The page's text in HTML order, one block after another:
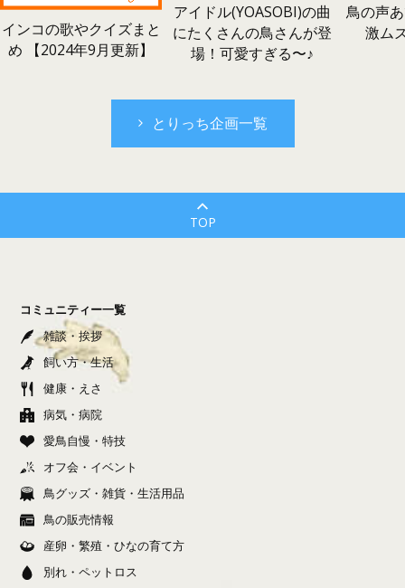
インコの歌やクイズまと
め 【2024年9月更新】
アイドル(YOASOBI)の曲
にたくさんの鳥さんが登
場！可愛すぎる〜♪
鳥の声
激ム
とりっち企画一覧
TOP
コミュニティー一覧
雑談・挨拶
飼い方・生活
健康・えさ
病気・病院
愛鳥自慢・特技
オフ会・イベント
鳥グッズ・雑貨・生活用品
鳥の販売情報
産卵・繁殖・ひなの育て方
別れ・ペットロス